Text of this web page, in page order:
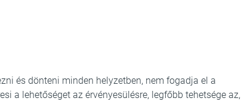
és dönteni minden helyzetben, nem fogadja el a
a lehetőséget az érvényesülésre, legfőbb tehetsége az,